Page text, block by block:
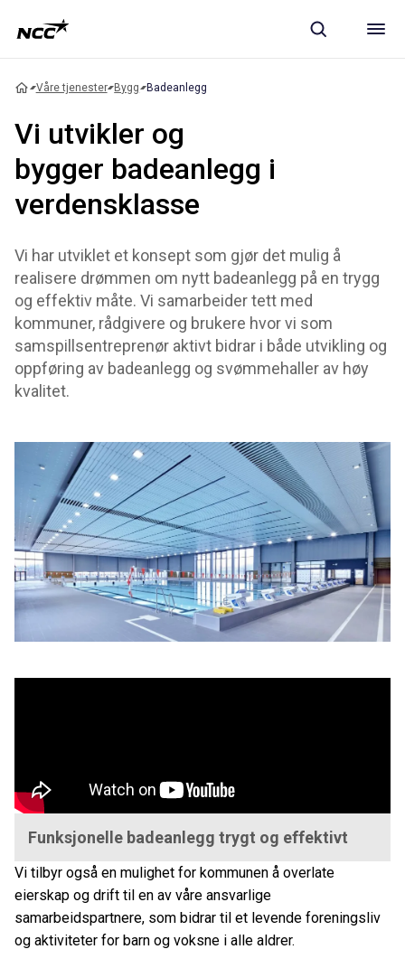
Våre tjenester Bygg Badeanlegg
Vi utvikler og
bygger badeanlegg i
verdensklasse
Vi har utviklet et konsept som gjør det mulig å
realisere drømmen om nytt badeanlegg på en trygg
og effektiv måte. Vi samarbeider tett med
kommuner, rådgivere og brukere hvor vi som
samspillsentreprenør aktivt bidrar i både utvikling og
oppføring av badeanlegg og svømmehaller av høy
kvalitet.
Funksjonelle badeanlegg trygt og effektivt
Vi tilbyr også en mulighet for kommunen å overlate
eierskap og drift til en av våre ansvarlige
samarbeidspartnere, som bidrar til et levende foreningsliv
og aktiviteter for barn og voksne i alle aldrer.